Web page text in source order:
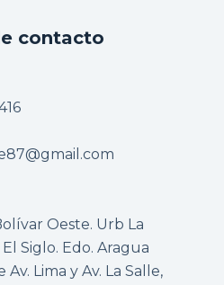
contacto
Oeste. Urb La
Siglo. Edo. Aragua
Av. Lima y Av. La Salle,